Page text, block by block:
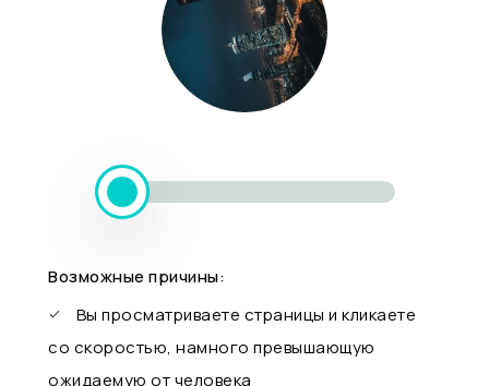
Возможные причины:
Вы просматриваете страницы и кликаете
со скоростью, намного превышающую
ожидаемую от человека